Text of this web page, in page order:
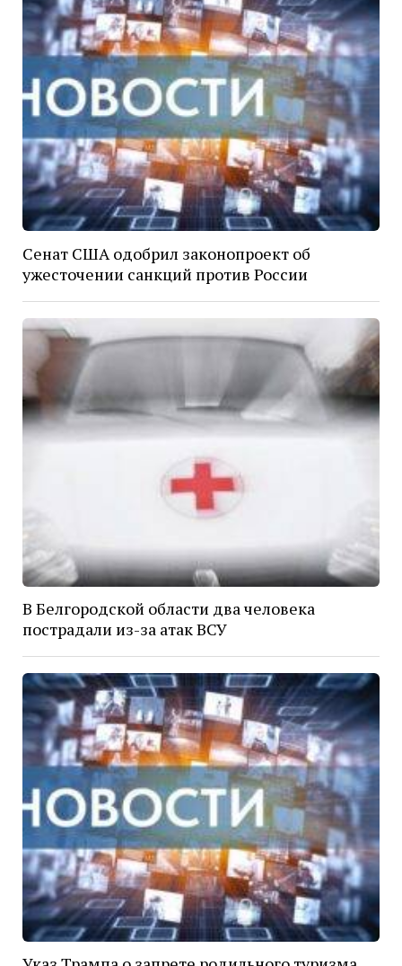
Сенат США одобрил законопроект об
ужесточении санкций против России
В Белгородской области два человека
пострадали из-за атак ВСУ